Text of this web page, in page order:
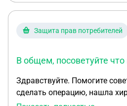
Защита прав потребителей
В общем, посоветуйте
Здравствуйте. Помогите
сделать операцию, нашла